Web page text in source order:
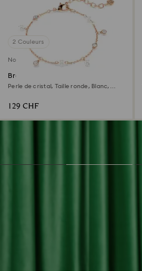
2 Couleurs
Nouveau
Bracelet Imber
Perle de cristal, Taille ronde, Blanc,
129 CHF